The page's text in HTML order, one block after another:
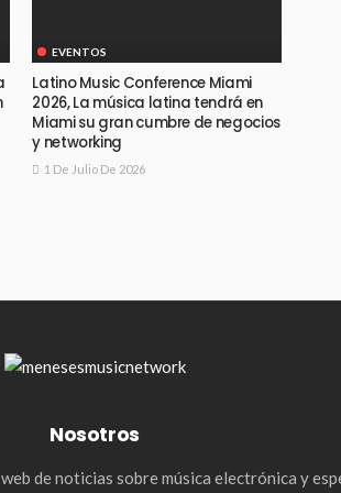
EVENTOS
Latino Music Conference Miami
2026, La música latina tendrá en
Miami su gran cumbre de negocios
y networking
1 De Julio De 2026
Nosotros
de noticias sobre música electrónica y